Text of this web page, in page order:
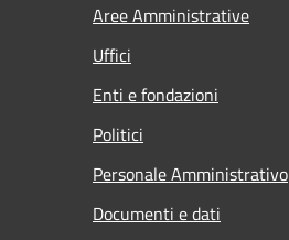
Aree Amministrative
Uffici
Enti e fondazioni
Politici
Personale Amministrativo
Documenti e dati